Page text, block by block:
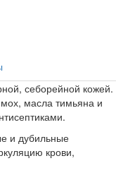
себорейной кожей.
масла тимьяна и
и дубильные
крови,